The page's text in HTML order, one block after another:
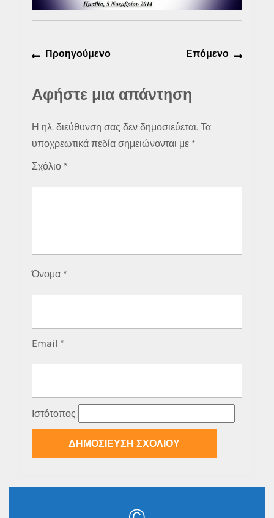
Πλοήγηση
άρθρων
ΠροηγούμενοΠροηγούμενο
Επόμενο
Αφήστε μια απάντηση
Η ηλ. διεύθυνση σας δεν δημοσιεύεται. Τα
υποχρεωτικά πεδία σημειώνονται με *
Σχόλιο *
Όνομα *
Email *
Ιστότοπος